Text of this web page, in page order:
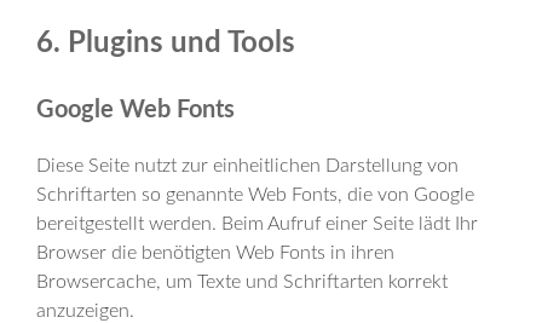
6. Plugins und Tools
Google Web Fonts
Diese Seite nutzt zur einheitlichen Darstellung von
Schriftarten so genannte Web Fonts, die von Google
bereitgestellt werden. Beim Aufruf einer Seite lädt Ihr
Browser die benötigten Web Fonts in ihren
Browsercache, um Texte und Schriftarten korrekt
anzuzeigen.